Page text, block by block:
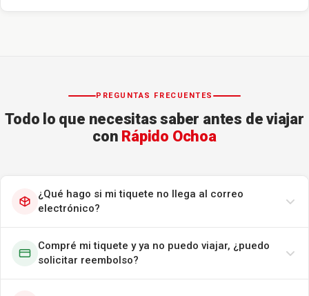
PREGUNTAS FRECUENTES
Todo lo que necesitas saber antes de viajar
con Rápido Ochoa
¿Qué hago si mi tiquete no llega al correo
electrónico?
Compré mi tiquete y ya no puedo viajar, ¿puedo
solicitar reembolso?